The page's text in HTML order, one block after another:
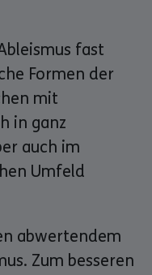
fast
Formen der
mit
in ganz
auch im
Umfeld
abwertendem
Zum besseren